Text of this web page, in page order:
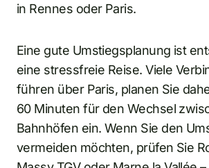
in Rennes oder Paris.
Eine gute Umstiegsplanung ist
eine stressfreie Reise. Viele
führen über Paris, planen Sie
60 Minuten für den Wechsel
Bahnhöfen ein. Wenn Sie den
vermeiden möchten, prüfen Sie